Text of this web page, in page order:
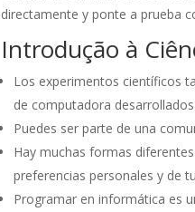
directamente y ponte a prueba
Introdução à
Los experimentos científicos
de computadora
Puedes ser parte de una
Hay muchas formas
preferencias personales y de
Programar en informática es